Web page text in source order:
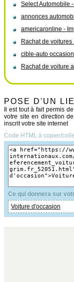
Select Automobile
annonces
americaronline -
Rachat de voitures
cible-auto occasion
Rachat de voiture
POSE D'UN
Il est tout à fait permis
votre site en direction
inscrit votre site internet
Code HTML à copier/
Ce qui donnera sur
Voiture d'occasion